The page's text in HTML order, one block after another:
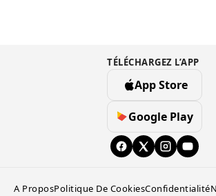
TÉLÉCHARGEZ L’APP
App Store
Google Play
A ProposPolitique De CookiesConfidentialité